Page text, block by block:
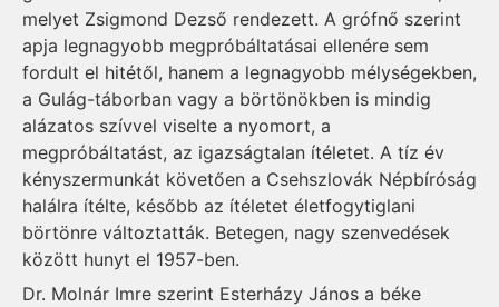
melyet Zsigmond Dezső rendezett. A grófnő szerint
apja legnagyobb megpróbáltatásai ellenére sem
fordult el hitétől, hanem a legnagyobb mélységekben,
a Gulág-táborban vagy a börtönökben is mindig
alázatos szívvel viselte a nyomort, a
megpróbáltatást, az igazságtalan ítéletet. A tíz év
kényszermunkát követően a Csehszlovák Népbíróság
halálra ítélte, később az ítéletet életfogytiglani
börtönre változtatták. Betegen, nagy szenvedések
között hunyt el 1957-ben.
Dr. Molnár Imre szerint Esterházy János a béke